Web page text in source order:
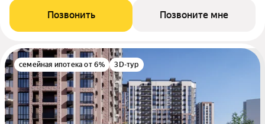
Позвонить Позвоните мне
семейная ипотека от 6% 3D-тур